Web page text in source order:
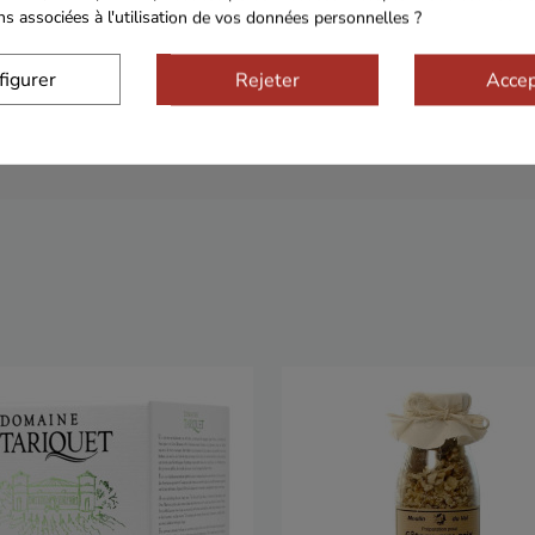
Franco de port 79€
associées à l'utilisation de vos données personnelles ?
Rejeter